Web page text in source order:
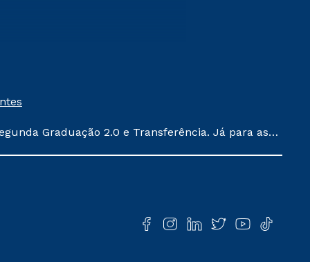
Graduação 2.0 e Transferência. Já para as